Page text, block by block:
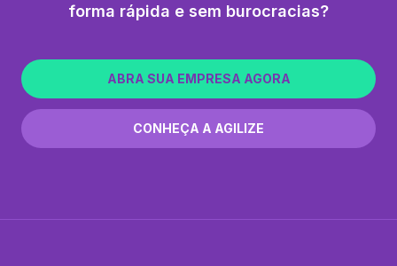
forma rápida e sem burocracias?
ABRA SUA EMPRESA AGORA
CONHEÇA A AGILIZE